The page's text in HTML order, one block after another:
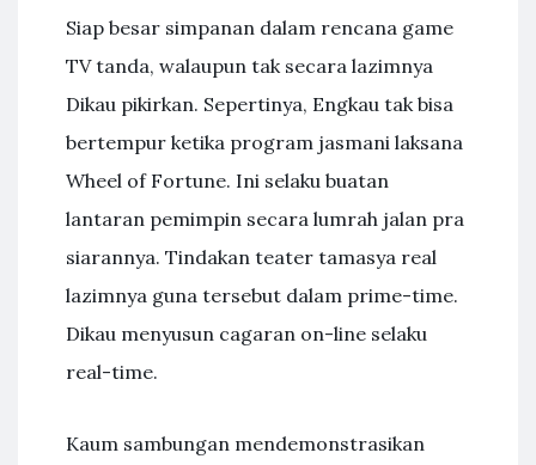
Siap besar simpanan dalam rencana game
TV tanda, walaupun tak secara lazimnya
Dikau pikirkan. Sepertinya, Engkau tak bisa
bertempur ketika program jasmani laksana
Wheel of Fortune. Ini selaku buatan
lantaran pemimpin secara lumrah jalan pra
siarannya. Tindakan teater tamasya real
lazimnya guna tersebut dalam prime-time.
Dikau menyusun cagaran on-line selaku
real-time.
Kaum sambungan mendemonstrasikan